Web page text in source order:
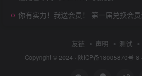
你有实力！我送会员！ 第一届兑换会
友链 声明 测试
Copyright © 2024 · 陕ICP备18005870号-8